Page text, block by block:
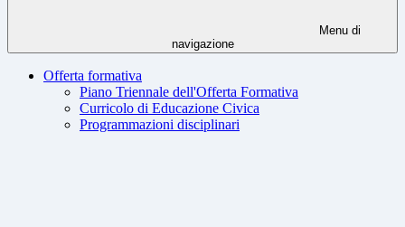
Menu di
navigazione
Offerta formativa
Piano Triennale dell'Offerta Formativa
Curricolo di Educazione Civica
Programmazioni disciplinari